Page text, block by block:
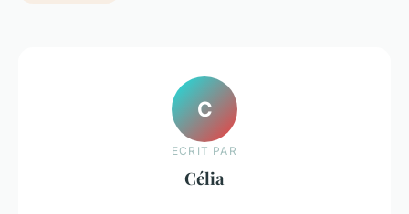
C
ECRIT PAR
Célia